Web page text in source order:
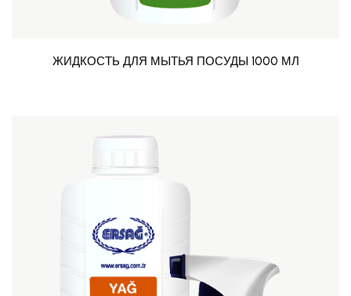
ЖИДКОСТЬ ДЛЯ МЫТЬЯ ПОСУДЫ 1000 МЛ